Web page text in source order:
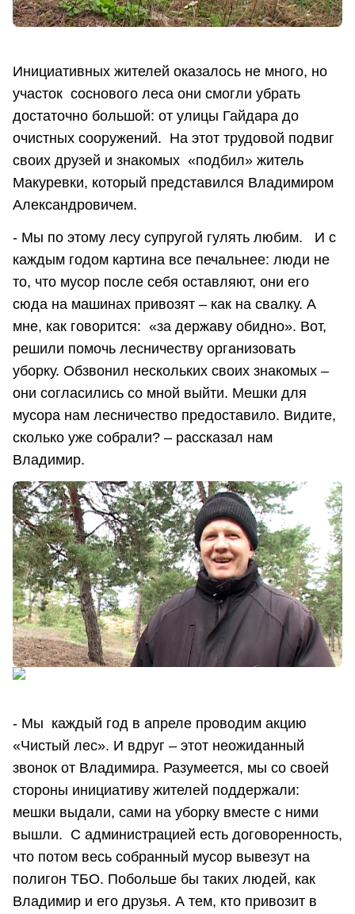
Инициативных жителей оказалось не много, но
участок соснового леса они смогли убрать
достаточно большой: от улицы Гайдара до
очистных сооружений. На этот трудовой подвиг
своих друзей и знакомых «подбил» житель
Макуревки, который представился Владимиром
Александровичем.
- Мы по этому лесу супругой гулять любим. И с
каждым годом картина все печальнее: люди не
то, что мусор после себя оставляют, они его
сюда на машинах привозят – как на свалку. А
мне, как говорится: «за державу обидно». Вот,
решили помочь лесничеству организовать
уборку. Обзвонил нескольких своих знакомых –
они согласились со мной выйти. Мешки для
мусора нам лесничество предоставило. Видите,
сколько уже собрали? – рассказал нам
Владимир.
- Мы каждый год в апреле проводим акцию
«Чистый лес». И вдруг – этот неожиданный
звонок от Владимира. Разумеется, мы со своей
стороны инициативу жителей поддержали:
мешки выдали, сами на уборку вместе с ними
вышли. С администрацией есть договоренность,
что потом весь собранный мусор вывезут на
полигон ТБО. Побольше бы таких людей, как
Владимир и его друзья. А тем, кто привозит в